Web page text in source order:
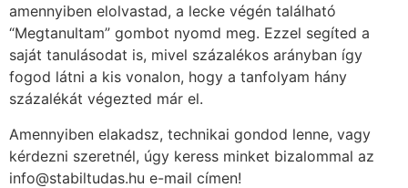
amennyiben elolvastad, a lecke végén található
“Megtanultam” gombot nyomd meg. Ezzel segíted a
saját tanulásodat is, mivel százalékos arányban így
fogod látni a kis vonalon, hogy a tanfolyam hány
százalékát végezted már el.
Amennyiben elakadsz, technikai gondod lenne, vagy
kérdezni szeretnél, úgy keress minket bizalommal az
info@stabiltudas.hu e-mail címen!